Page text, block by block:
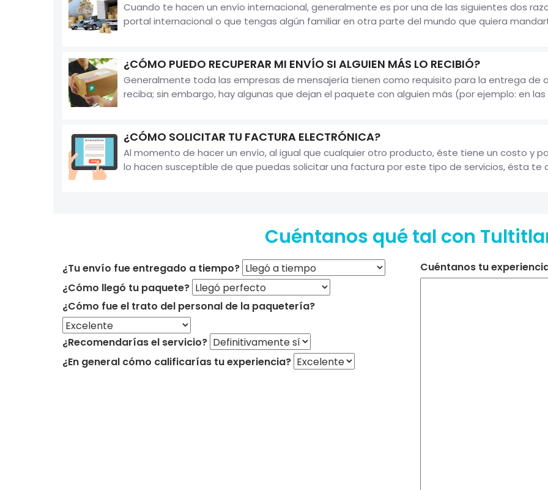
Cuando te hacen un envío internacional, generalmente es por una de las siguientes dos
portal internacional o que tengas algún familiar en otra parte del mundo que quiera
¿CÓMO PUEDO RECUPERAR MI ENVÍO SI ALGUIEN MÁS LO RECIBIÓ?
Generalmente toda las empresas de mensajería tienen como requisito para la entrega de
reciba; sin embargo, hay algunas que dejan el paquete con alguien más (por ejemplo: en las
¿CÓMO SOLICITAR TU FACTURA ELECTRÓNICA?
Al momento de hacer un envío, al igual que cualquier otro producto, éste tiene un costo y
lo hacen susceptible de que puedas solicitar una factura por este tipo de servicios, ésta te
Cuéntanos qué tal con
¿Tu envío fue entregado a tiempo?
¿Cómo llegó tu paquete?
¿Cómo fue el trato del personal de la paquetería?
¿Recomendarías el servicio?
¿En general cómo calificarías tu experiencia?
Cuéntanos tu